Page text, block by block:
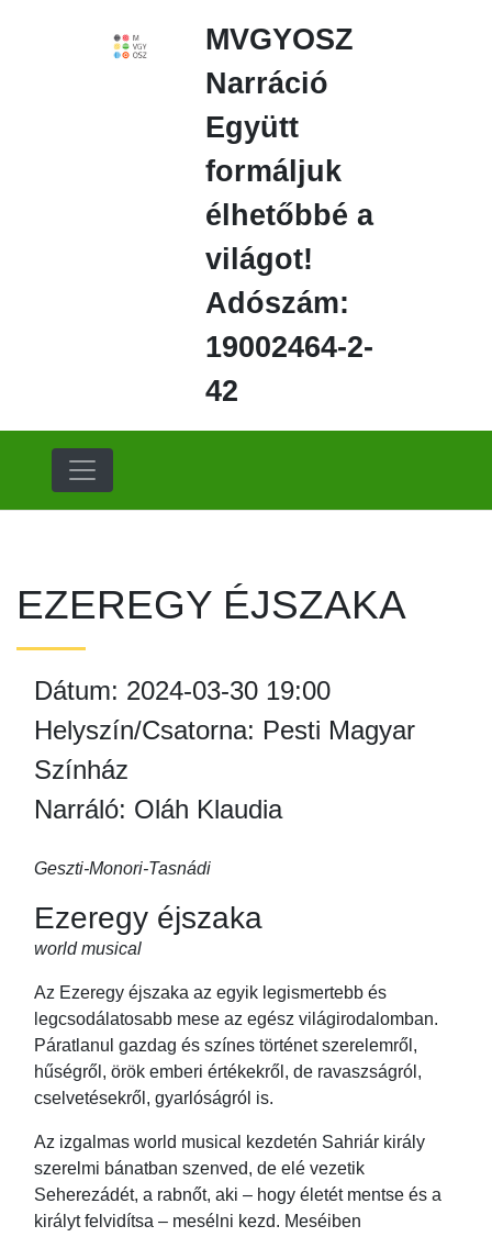
MVGYOSZ
Narráció
Együtt
formáljuk
élhetőbbé a
világot!
Adószám:
19002464-2-
42
EZEREGY ÉJSZAKA
Dátum: 2024-03-30 19:00
Helyszín/Csatorna: Pesti Magyar
Színház
Narráló: Oláh Klaudia
Geszti-Monori-Tasnádi
Ezeregy éjszaka
world musical
Az Ezeregy éjszaka az egyik legismertebb és
legcsodálatosabb mese az egész világirodalomban.
Páratlanul gazdag és színes történet szerelemről,
hűségről, örök emberi értékekről, de ravaszságról,
cselvetésekről, gyarlóságról is.
Az izgalmas world musical kezdetén Sahriár király
szerelmi bánatban szenved, de elé vezetik
Seherezádét, a rabnőt, aki – hogy életét mentse és a
királyt felvidítsa – mesélni kezd. Meséiben